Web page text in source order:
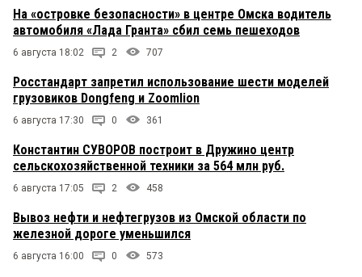
На «островке безопасности» в центре Омска водитель
автомобиля «Лада Гранта» сбил семь пешеходов
6 августа 18:02 2 707
Росстандарт запретил использование шести моделей
грузовиков Dongfeng и Zoomlion
6 августа 17:30 0 361
Константин СУВОРОВ построит в Дружино центр
сельскохозяйственной техники за 564 млн руб.
6 августа 17:05 2 458
Вывоз нефти и нефтегрузов из Омской области по
железной дороге уменьшился
6 августа 16:00 0 573